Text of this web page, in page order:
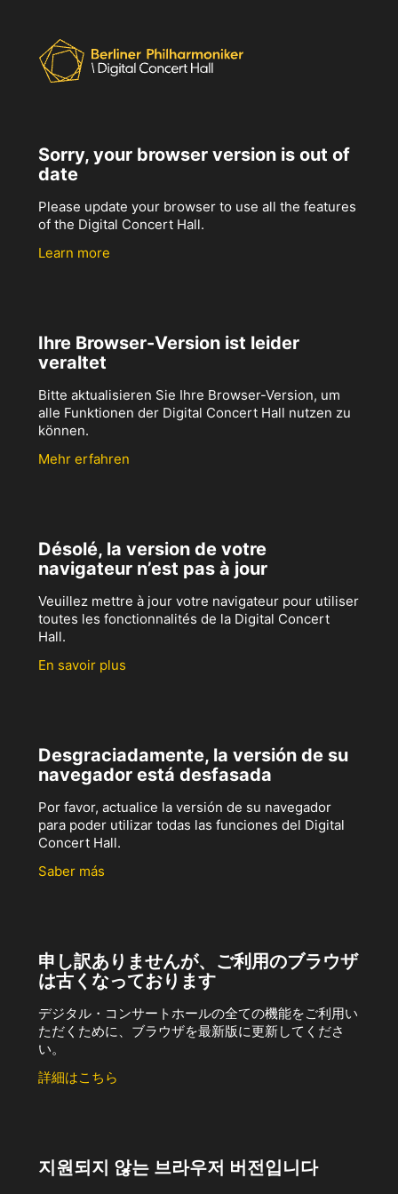
Sorry, your browser version is out of
date
Please update your browser to use all the features
of the Digital Concert Hall.
Learn more
Ihre Browser-Version ist leider
veraltet
Bitte aktualisieren Sie Ihre Browser-Version, um
alle Funktionen der Digital Concert Hall nutzen zu
können.
Mehr erfahren
Désolé, la version de votre
navigateur n’est pas à jour
Veuillez mettre à jour votre navigateur pour utiliser
toutes les fonctionnalités de la Digital Concert
Hall.
En savoir plus
Desgraciadamente, la versión de su
navegador está desfasada
Por favor, actualice la versión de su navegador
para poder utilizar todas las funciones del Digital
Concert Hall.
Saber más
申し訳ありませんが、ご利用のブラウザ
は古くなっております
デジタル・コンサートホールの全ての機能をご利用い
ただくために、ブラウザを最新版に更新してくださ
い。
詳細はこちら
지원되지 않는 브라우저 버전입니다